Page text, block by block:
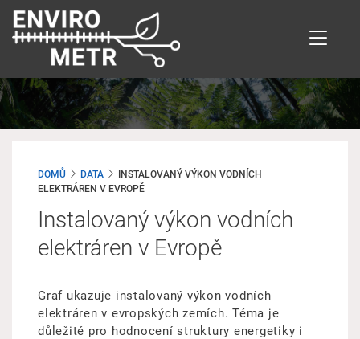
Přejít
hlavnímu
DOMŮ DATA
INSTALOVANÝ VÝKON VODNÍCH
ELEKTRÁREN V EVROPĚ
Instalovaný výkon vodních
elektráren v Evropě
Graf ukazuje instalovaný výkon vodních
elektráren v evropských zemích. Téma je
důležité pro hodnocení struktury energetiky i